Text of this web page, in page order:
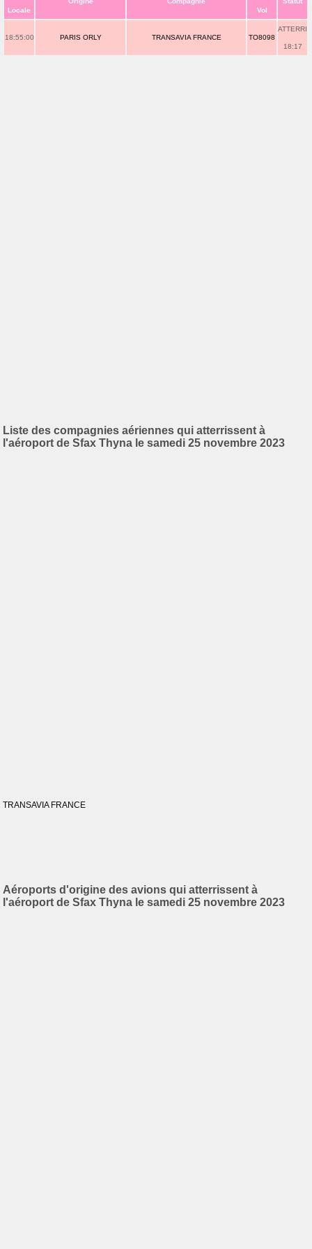
Locale Vol
18:55:00 PARIS ORLY TRANSAVIA FRANCE TO8098
ATTERRI
18:17
Liste des compagnies aériennes qui atterrissent à
l'aéroport de Sfax Thyna le samedi 25 novembre 2023
TRANSAVIA FRANCE
Aéroports d'origine des avions qui atterrissent à
l'aéroport de Sfax Thyna le samedi 25 novembre 2023